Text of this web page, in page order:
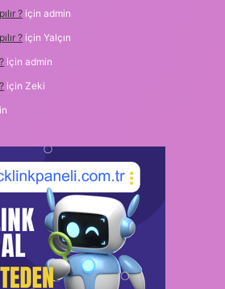
? için admin
? için Yalçın
için admin
için Zeki